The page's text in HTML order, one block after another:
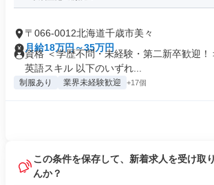
〒066-0012北海道千歳市美々
月給18万円～35万円
資格 ＜学歴不問・未経験・第二新卒歓迎
英語スキル 以下のいずれ...
制服あり 業界未経験歓迎 +17個
この条件を保存して、新着求人を受け取
んか？